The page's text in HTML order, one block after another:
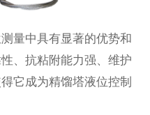
量中具有显著的优势和
、抗粘附能力强、维护
它成为精馏塔液位控制